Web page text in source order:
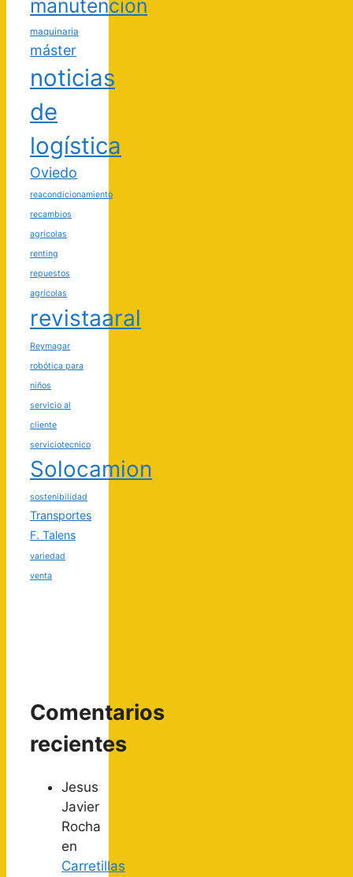
manutencion
maquinaria
máster
noticias
de
logística
Oviedo
reacondicionamiento
recambios
agrícolas
renting
repuestos
agrícolas
revistaaral
Reymagar
robótica para
niños
servicio al
cliente
serviciotecnico
Solocamion
sostenibilidad
Transportes
F. Talens
variedad
venta
Comentarios
recientes
Jesus
Javier
Rocha
en
Carretillas